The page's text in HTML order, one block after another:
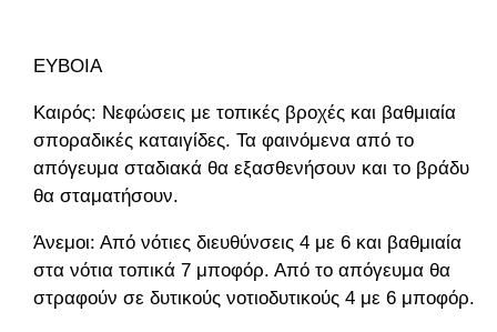
ΕΥΒΟΙΑ
Καιρός: Νεφώσεις με τοπικές βροχές και βαθμιαία
σποραδικές καταιγίδες. Τα φαινόμενα από το
απόγευμα σταδιακά θα εξασθενήσουν και το βράδυ
θα σταματήσουν.
Άνεμοι: Από νότιες διευθύνσεις 4 με 6 και βαθμιαία
στα νότια τοπικά 7 μποφόρ. Από το απόγευμα θα
στραφούν σε δυτικούς νοτιοδυτικούς 4 με 6 μποφόρ.